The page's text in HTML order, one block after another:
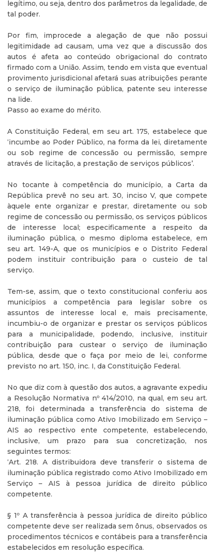
legítimo, ou seja, dentro dos parâmetros da legalidade, de
tal poder.
Por fim, improcede a alegação de que não possui
legitimidade ad causam, uma vez que a discussão dos
autos é afeta ao conteúdo obrigacional do contrato
firmado com a União. Assim, tendo em vista que eventual
provimento jurisdicional afetará suas atribuições perante
o serviço de iluminação pública, patente seu interesse
na lide.
Passo ao exame do mérito.
A Constituição Federal, em seu art. 175, estabelece que
‘incumbe ao Poder Público, na forma da lei, diretamente
ou sob regime de concessão ou permissão, sempre
através de licitação, a prestação de serviços públicos’.
No tocante à competência do município, a Carta da
República prevê no seu art. 30, inciso V, que compete
àquele ente organizar e prestar, diretamente ou sob
regime de concessão ou permissão, os serviços públicos
de interesse local; especificamente a respeito da
iluminação pública, o mesmo diploma estabelece, em
seu art. 149-A, que os municípios e o Distrito Federal
podem instituir contribuição para o custeio de tal
serviço.
Tem-se, assim, que o texto constitucional conferiu aos
municípios a competência para legislar sobre os
assuntos de interesse local e, mais precisamente,
incumbiu-o de organizar e prestar os serviços públicos
para a municipalidade, podendo, inclusive, instituir
contribuição para custear o serviço de iluminação
pública, desde que o faça por meio de lei, conforme
previsto no art. 150, inc. I, da Constituição Federal.
No que diz com à questão dos autos, a agravante expediu
a Resolução Normativa nº 414/2010, na qual, em seu art.
218, foi determinada a transferência do sistema de
iluminação pública como Ativo Imobilizado em Serviço –
AIS ao respectivo ente competente, estabelecendo,
inclusive, um prazo para sua concretização, nos
seguintes termos:
‘Art. 218. A distribuidora deve transferir o sistema de
iluminação pública registrado como Ativo Imobilizado em
Serviço – AIS à pessoa jurídica de direito público
competente.
§ 1º A transferência à pessoa jurídica de direito público
competente deve ser realizada sem ônus, observados os
procedimentos técnicos e contábeis para a transferência
estabelecidos em resolução específica.